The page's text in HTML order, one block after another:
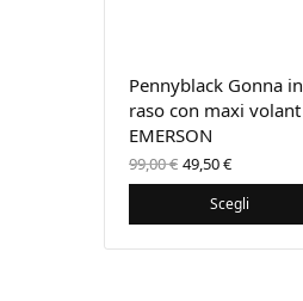
Pennyblack Gonna in
raso con maxi volant
EMERSON
99,00€ Il prezzo
originale
era:
99,00 €.
49,50€Il
prezzo
attuale
è:
Scegli